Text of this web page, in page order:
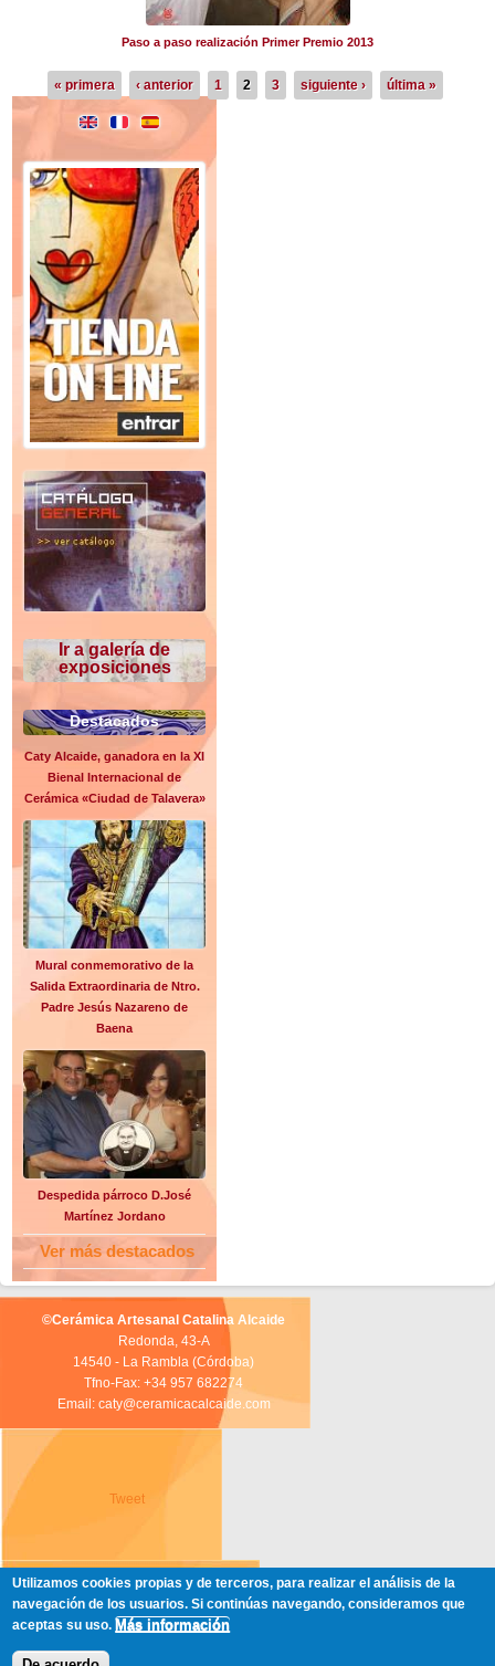
Paso a paso realización Primer Premio 2013
Páginas
« primera ‹ anterior 1 2 3 siguiente › última »
Ir a galería de
exposiciones
Destacados
Caty Alcaide, ganadora en la XI
Bienal Internacional de
Cerámica «Ciudad de Talavera»
Mural conmemorativo de la
Salida Extraordinaria de Ntro.
Padre Jesús Nazareno de
Baena
Despedida párroco D.José
Martínez Jordano
Ver más destacados
©Cerámica Artesanal Catalina Alcaide
Redonda, 43-A
14540 - La Rambla (Córdoba)
Tfno-Fax: +34 957 682274
Email: caty@ceramicacalcaide.com
Tweet
Utilizamos cookies propias y de terceros, para realizar el análisis de la
navegación de los usuarios. Si continúas navegando, consideramos que
aceptas su uso. Más información